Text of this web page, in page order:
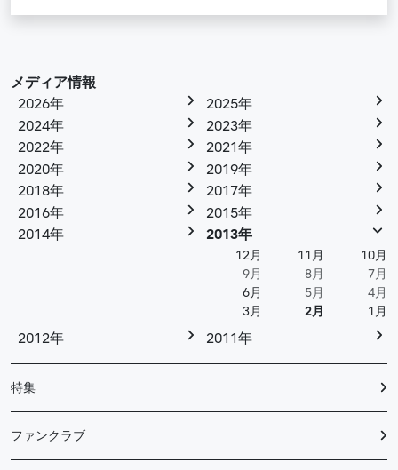
メディア情報
2026年
2025年
2024年
2023年
2022年
2021年
2020年
2019年
2018年
2017年
2016年
2015年
2014年
2013年
12月 11月
10月
9月
8月
7月
6月
5月
4月
3月
2月 1月
2012年 2011年
特集
ファンクラブ